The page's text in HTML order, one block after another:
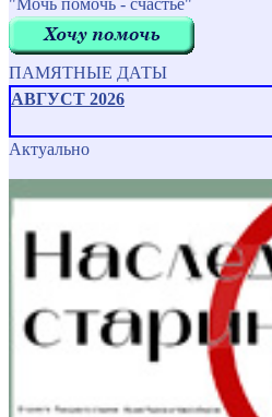
"Мочь помочь - счастье"
ПАМЯТНЫЕ ДАТЫ
АВГУСТ 2026
Актуально